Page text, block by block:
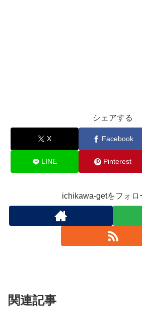
シェアする
X Facebook
LINE Pinterest
ichikawa-getをフォロ
関連記事